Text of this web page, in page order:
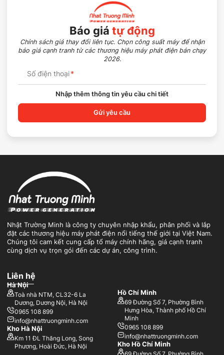
Báo giá tự động
Chính sách giá thay đổi liên tục. Chọn công suất máy để nhận
báo giá cạnh tranh từ các thương hiệu máy phát điện bán chạy
2026.
Số điện thoại*
Nhập thêm thông tin yêu cầu chi tiết
Gửi yêu cầu
Nhật Trường Minh là công ty chuyên nhập khẩu, phân phối và lắp
đặt các thương hiệu máy phát điện nổi tiếng thế giới tại Việt Nam.
Chúng tôi cam kết cung cấp tổ máy chính hãng, giá cạnh tranh
cùng dịch vụ trọn gói đến các dự án, công trình.
Liên hệ
Hà Nội
Toà nhà NTM, CL32-6 La
Dương, Dương Nội, Hà Nội
0965 108 899
info@nhattruongminh.com
Kho Hà Nội
Km 11 ĐL Thăng Long, Song
Phương, Hoài Đức, Hà Nội
Hồ Chí Minh
69 Đường Số 7, Phường Bình
Hưng Hòa, Thành phố Hồ Chí
Minh
0965 108 899
info@nhattruongminh.com
Kho Hồ Chí Minh